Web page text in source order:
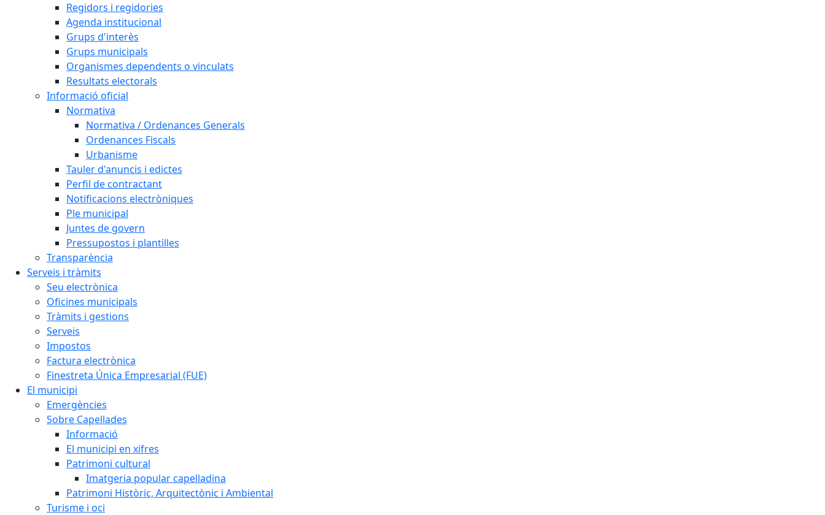
Regidors i regidories
Agenda institucional
Grups d'interès
Grups municipals
Organismes dependents o vinculats
Resultats electorals
Informació oficial
Normativa
Normativa / Ordenances Generals
Ordenances Fiscals
Urbanisme
Tauler d'anuncis i edictes
Perfil de contractant
Notificacions electròniques
Ple municipal
Juntes de govern
Pressupostos i plantilles
Transparència
Serveis i tràmits
Seu electrònica
Oficines municipals
Tràmits i gestions
Serveis
Impostos
Factura electrònica
Finestreta Única Empresarial (FUE)
El municipi
Emergències
Sobre Capellades
Informació
El municipi en xifres
Patrimoni cultural
Imatgeria popular capelladina
Patrimoni Històric, Arquitectònic i Ambiental
Turisme i oci